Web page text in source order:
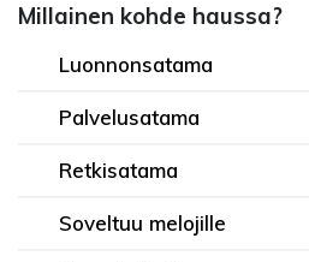
Millainen kohde haussa?
Luonnonsatama
Palvelusatama
Retkisatama
Soveltuu melojille